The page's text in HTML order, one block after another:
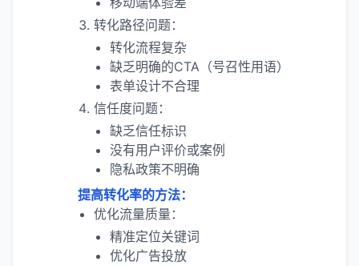
转化路径问题：
转化流程复杂
缺乏明确的CTA（号召性用语）
表单设计不合理
信任度问题：
缺乏信任标识
没有用户评价或案例
隐私政策不明确
提高转化率的方法：
优化流量质量：
精准定位关键词
优化广告投放